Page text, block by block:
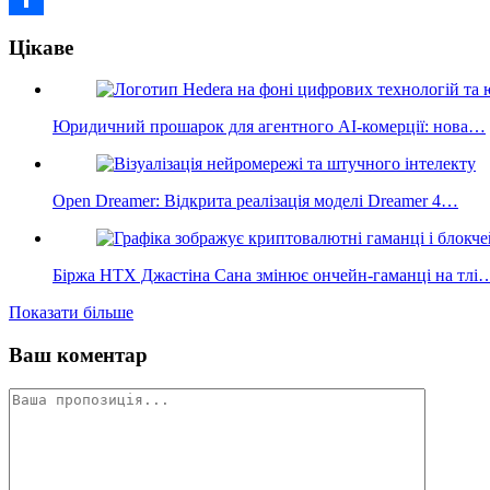
Цікаве
Юридичний прошарок для агентного AI-комерції: нова…
Open Dreamer: Відкрита реалізація моделі Dreamer 4…
Біржа HTX Джастіна Сана змінює ончейн-гаманці на
Показати більше
Ваш коментар